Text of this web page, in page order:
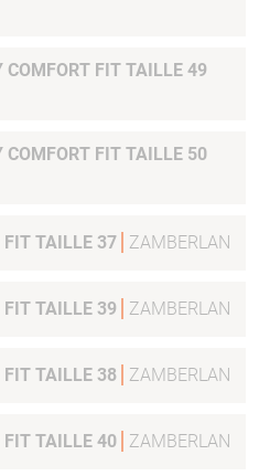
COMFORT FIT TAILLE 49
COMFORT FIT TAILLE 50
FIT TAILLE 37 ZAMBERLAN
FIT TAILLE 39 ZAMBERLAN
FIT TAILLE 38 ZAMBERLAN
FIT TAILLE 40 ZAMBERLAN